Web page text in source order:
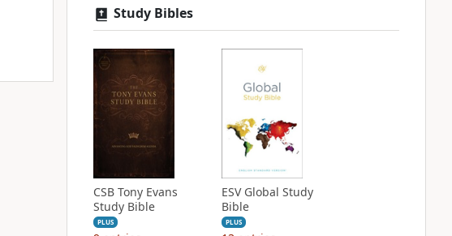
Study Bibles
CSB Tony Evans
Study Bible
PLUS
ESV Global Study
Bible
PLUS